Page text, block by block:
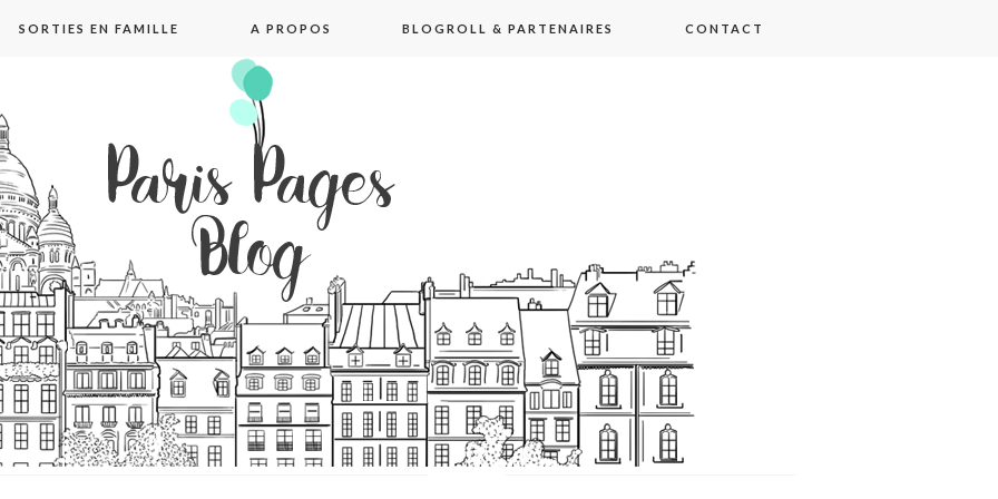
SORTIES EN FAMILLE A PROPOS BLOGROLL & PARTENAIRES CONTACT
blog